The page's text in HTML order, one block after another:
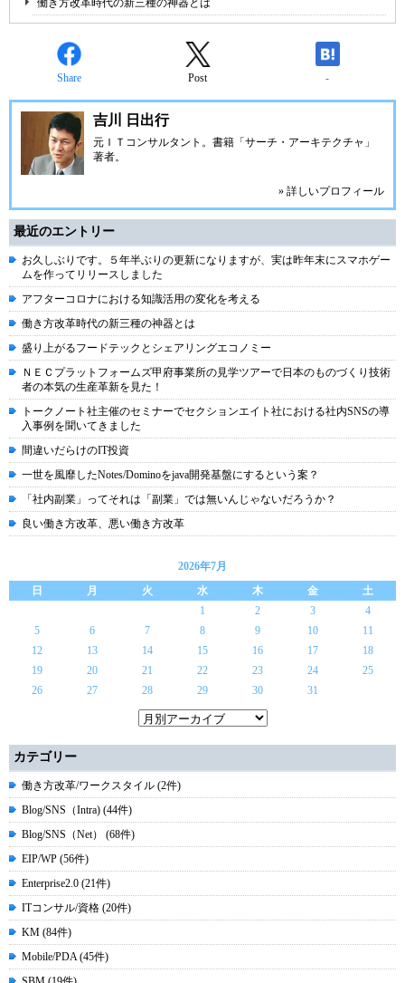
働き方改革時代の新三種の神器とは
Share Post -
吉川 日出行
元ＩＴコンサルタント。書籍「サーチ・アーキテクチャ」
著者。
» 詳しいプロフィール
最近のエントリー
お久しぶりです。５年半ぶりの更新になりますが、実は昨年末にスマホゲー
ムを作ってリリースしました
アフターコロナにおける知識活用の変化を考える
働き方改革時代の新三種の神器とは
盛り上がるフードテックとシェアリングエコノミー
ＮＥＣプラットフォームズ甲府事業所の見学ツアーで日本のものづくり技術
者の本気の生産革新を見た！
トークノート社主催のセミナーでセクションエイト社における社内SNSの導
入事例を聞いてきました
間違いだらけのIT投資
一世を風靡したNotes/Dominoをjava開発基盤にするという案？
「社内副業」ってそれは「副業」では無いんじゃないだろうか？
良い働き方改革、悪い働き方改革
2026年7月
日
月 火 水 木 金
土
1
2 3
4
5
6 7 8 9 10
11
12
13 14 15 16 17
18
19
20 21 22 23 24
25
26
27 28 29 30 31
カテゴリー
働き方改革/ワークスタイル (2件)
Blog/SNS（Intra) (44件)
Blog/SNS（Net） (68件)
EIP/WP (56件)
Enterprise2.0 (21件)
ITコンサル/資格 (20件)
KM (84件)
Mobile/PDA (45件)